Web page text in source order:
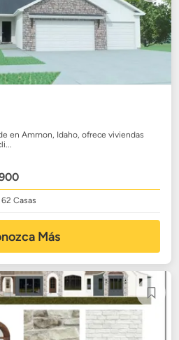
en Ammon, Idaho, ofrece viviendas
Casas
Más